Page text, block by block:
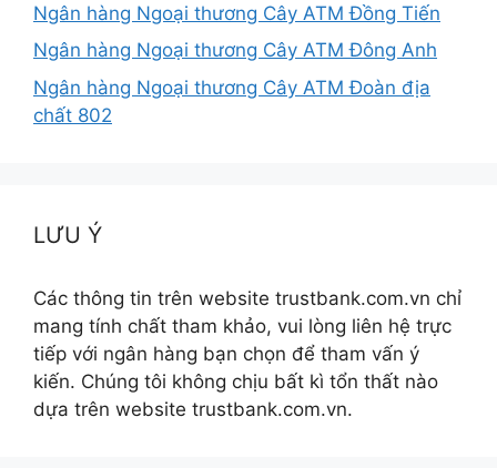
Ngân hàng Ngoại thương Cây ATM Đồng Tiến
Ngân hàng Ngoại thương Cây ATM Đông Anh
Ngân hàng Ngoại thương Cây ATM Đoàn địa
chất 802
LƯU Ý
Các thông tin trên website trustbank.com.vn chỉ
mang tính chất tham khảo, vui lòng liên hệ trực
tiếp với ngân hàng bạn chọn để tham vấn ý
kiến. Chúng tôi không chịu bất kì tổn thất nào
dựa trên website trustbank.com.vn.